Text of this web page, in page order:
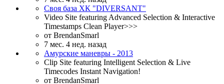
Своя база ХК "DIVERSANT"
Video Site featuring Advanced Selection & Interactive
Timestamps Clean Player>>>
от BrendanSmarl
7 мес. 4 нед. назад
Амурские маневры - 2013
Clip Site featuring Intelligent Selection & Live
Timecodes Instant Navigation!
от BrendanSmarl